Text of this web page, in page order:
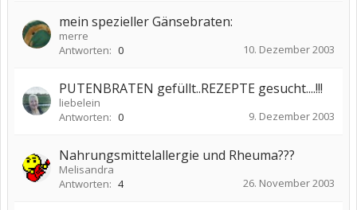
mein spezieller Gänsebraten:
merre
Antworten: 0 10. Dezember 2003
PUTENBRATEN gefüllt..REZEPTE gesucht....!!!
liebelein
Antworten: 0 9. Dezember 2003
Nahrungsmittelallergie und Rheuma???
Melisandra
Antworten: 4 26. November 2003